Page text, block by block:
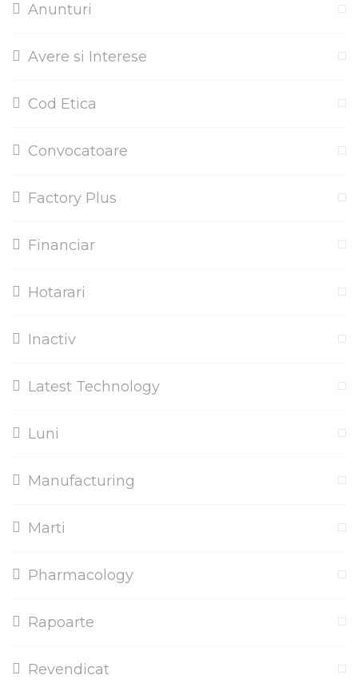
Anunturi
Avere si Interese
Cod Etica
Convocatoare
Factory Plus
Financiar
Hotarari
Inactiv
Latest Technology
Luni
Manufacturing
Marti
Pharmacology
Rapoarte
Revendicat